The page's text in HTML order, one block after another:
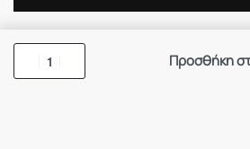
Προσθήκη